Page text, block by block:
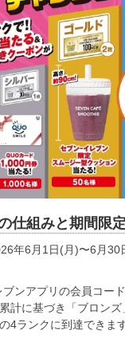
仕組みと期間限
年6月1日(月)〜6月30
ブンアプリの会員コー
計に基づき「ブロン
4ランクに到達できます